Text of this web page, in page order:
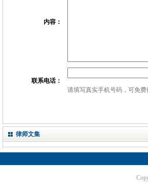
内容：
联系电话：
请填写真实手机号码，可免
律师文集